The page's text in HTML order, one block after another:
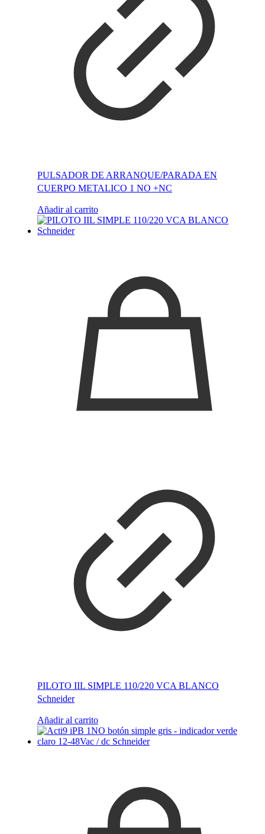
PULSADOR DE ARRANQUE/PARADA EN
CUERPO METALICO 1 NO +NC
Añadir al carrito
PILOTO IIL SIMPLE 110/220 VCA BLANCO
Schneider
Añadir al carrito